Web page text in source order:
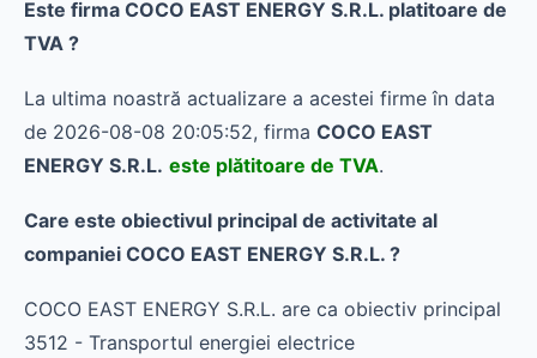
Este firma COCO EAST ENERGY S.R.L. platitoare de
TVA ?
La ultima noastră actualizare a acestei firme în data
de 2026-08-08 20:05:52, firma COCO EAST
ENERGY S.R.L. este plătitoare de TVA.
Care este obiectivul principal de activitate al
companiei COCO EAST ENERGY S.R.L. ?
COCO EAST ENERGY S.R.L. are ca obiectiv principal
3512 - Transportul energiei electrice